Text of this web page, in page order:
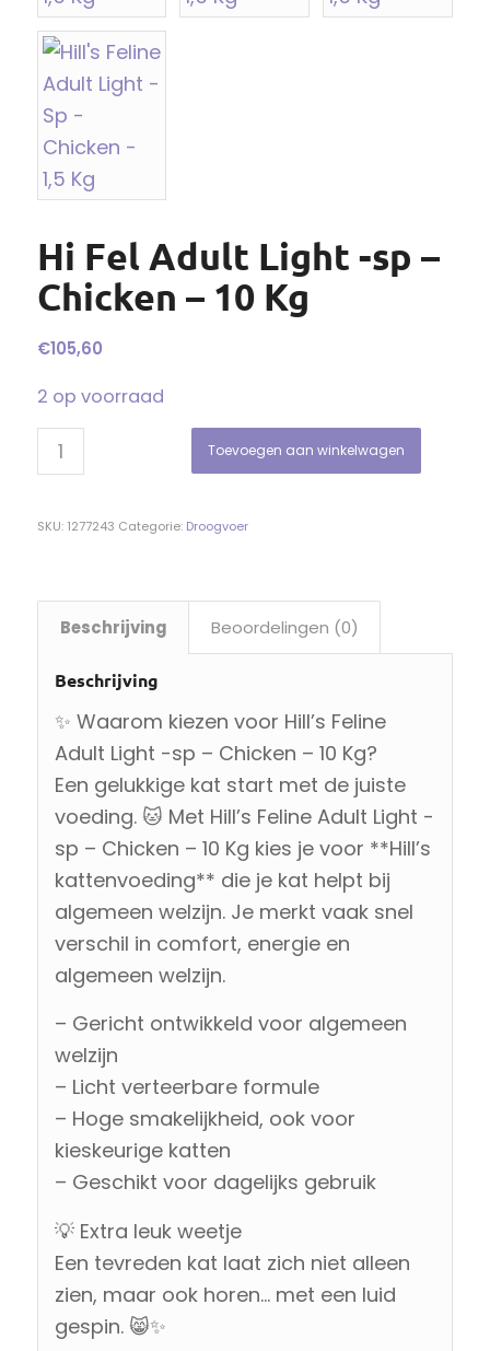
Hi Fel Adult Light -sp –
Chicken – 10 Kg
€105,60
2 op voorraad
Toevoegen aan winkelwagen
SKU: 1277243 Categorie: Droogvoer
Beschrijving Beoordelingen (0)
Beschrijving
✨ Waarom kiezen voor Hill’s Feline
Adult Light -sp – Chicken – 10 Kg?
Een gelukkige kat start met de juiste
voeding. 🐱 Met Hill’s Feline Adult Light -
sp – Chicken – 10 Kg kies je voor **Hill’s
kattenvoeding** die je kat helpt bij
algemeen welzijn. Je merkt vaak snel
verschil in comfort, energie en
algemeen welzijn.
– Gericht ontwikkeld voor algemeen
welzijn
– Licht verteerbare formule
– Hoge smakelijkheid, ook voor
kieskeurige katten
– Geschikt voor dagelijks gebruik
💡 Extra leuk weetje
Een tevreden kat laat zich niet alleen
zien, maar ook horen… met een luid
gespin. 😸✨